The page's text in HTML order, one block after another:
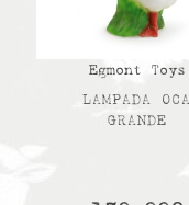
Egmont Toys
LAMPADA OCA
GRANDE